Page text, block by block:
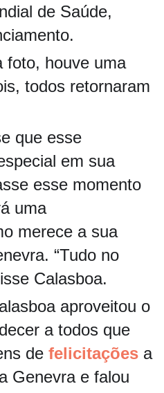
de Saúde,
foto, houve uma
todos retornaram
que esse
em sua
esse momento
uma
merece a sua
“Tudo no
Calasboa.
aproveitou o
a todos que
de felicitações a
Genevra e falou